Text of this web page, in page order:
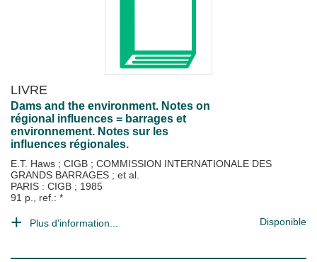
LIVRE
Dams and the environment. Notes on
régional influences = barrages et
environnement. Notes sur les
influences régionales.
E.T. Haws ; CIGB ; COMMISSION INTERNATIONALE DES
GRANDS BARRAGES ; et al.
PARIS : CIGB ; 1985
91 p., ref.: *
Plus d'information... Disponible